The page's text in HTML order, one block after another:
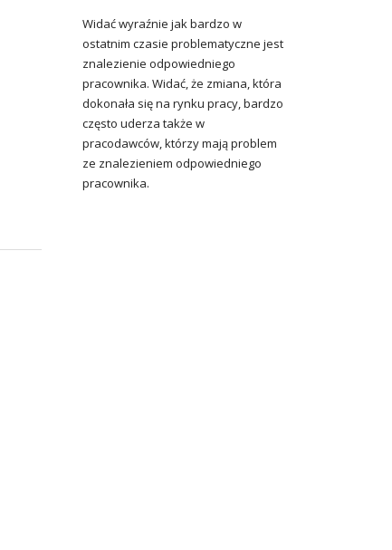
Widać wyraźnie jak bardzo w
ostatnim czasie problematyczne jest
znalezienie odpowiedniego
pracownika. Widać, że zmiana, która
dokonała się na rynku pracy, bardzo
często uderza także w
pracodawców, którzy mają problem
ze znalezieniem odpowiedniego
pracownika.